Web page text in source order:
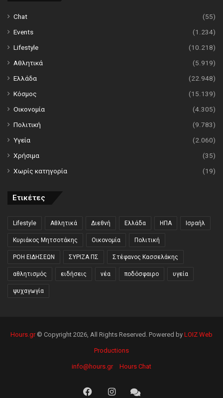
Chat
(55)
Events
(1.234)
Lifestyle
(10.218)
Αθλητικά
(5.919)
Ελλάδα
(22.948)
Κόσμος
(15.139)
Οικονομία
(4.305)
Πολιτική
(9.783)
Υγεία
(2.060)
Χρήσιμα
(35)
Χωρίς κατηγορία
(19)
Ετικέτες
Lifestyle Αθλητικά Διεθνή Ελλάδα ΗΠΑ Ισραήλ
Κυριάκος Μητσοτάκης Οικονομία Πολιτική
ΡΟΗ ΕΙΔΗΣΕΩΝ ΣΥΡΙΖΑ ΠΣ Στέφανος Κασσελάκης
αθλητισμός ειδήσεις νέα ποδόσφαιρο υγεία
ψυχαγωγία
Hours.gr© Copyright 2026, All Rights Reserved. Powered by LOIZ Web
Productions
info@hours.gr Hours Chat
FacebookInstagramHours